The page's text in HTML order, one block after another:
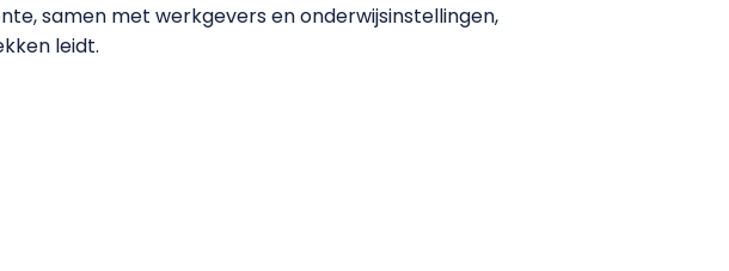
samen met werkgevers en onderwijsinstellingen,
leidt.